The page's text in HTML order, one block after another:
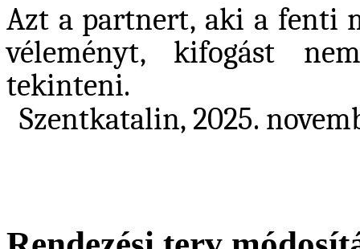
Azt a partnert, aki a fenti
véleményt, kifogást
tekinteni.
Szentkatalin, 2025.